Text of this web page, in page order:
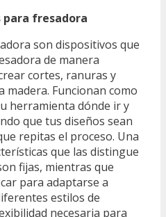
para fresadora
son dispositivos que
de manera
cortes, ranuras y
madera. Funcionan como
herramienta dónde ir y
que tus diseños sean
repitas el proceso. Una
que las distingue
fijas, mientras que
para adaptarse a
estilos de
necesaria para